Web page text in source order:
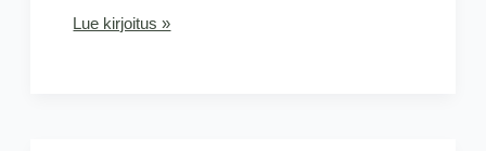
Talviretki
Lue kirjoitus »